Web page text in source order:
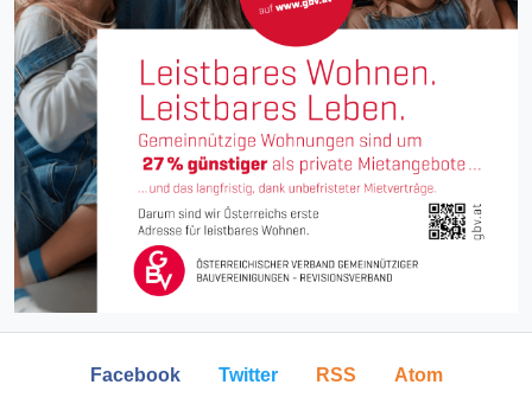
Facebook Twitter RSS Atom